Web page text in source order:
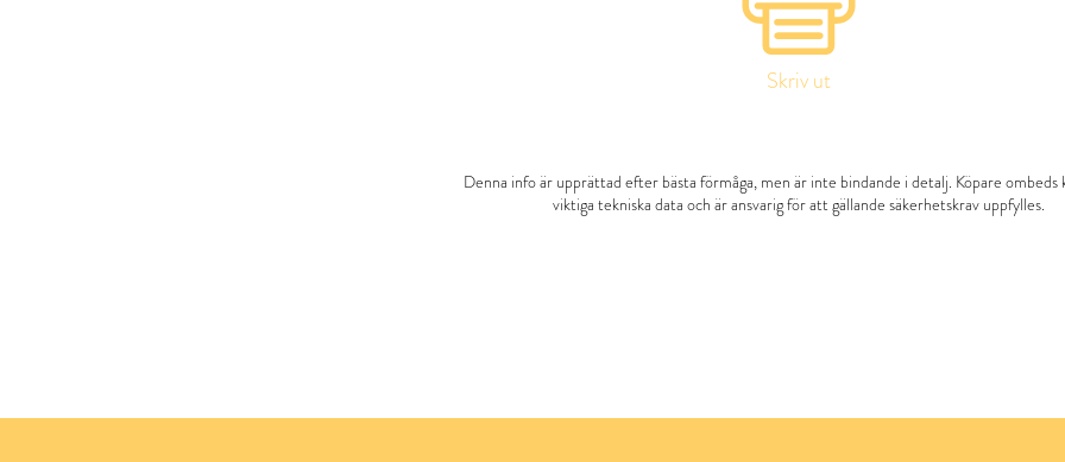
Skriv ut
Denna info är upprättad efter bästa förmåga, men är inte bindande i detalj. Köpare ombeds
viktiga tekniska data och är ansvarig för att gällande säkerhetskrav uppfylles.